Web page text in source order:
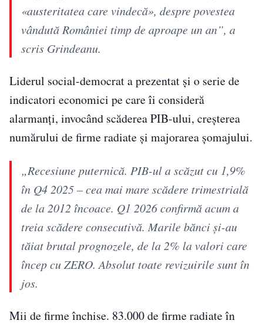
«austeritatea care vindecă», despre povestea
vândută României timp de aproape un an”, a
scris Grindeanu.
Liderul social-democrat a prezentat și o serie de
indicatori economici pe care îi consideră
alarmanți, invocând scăderea PIB-ului, creșterea
numărului de firme radiate și majorarea șomajului.
„Recesiune puternică. PIB-ul a scăzut cu 1,9%
în Q4 2025 – cea mai mare scădere trimestrială
de la 2012 încoace. Q1 2026 confirmă acum a
treia scădere consecutivă. Marile bănci și-au
tăiat brutal prognozele, de la 2% la valori care
încep cu ZERO. Absolut toate revizuirile sunt în
jos.
Mii de firme închise. 83.000 de firme radiate în